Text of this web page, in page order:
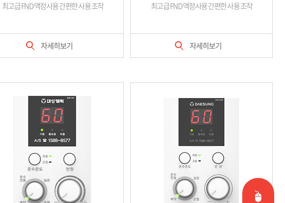
최고급 FND 액정사용 간편한 사용 조작
자세히보기
최고급 FND 액정사용 간편한 사용 조작
자세히보기